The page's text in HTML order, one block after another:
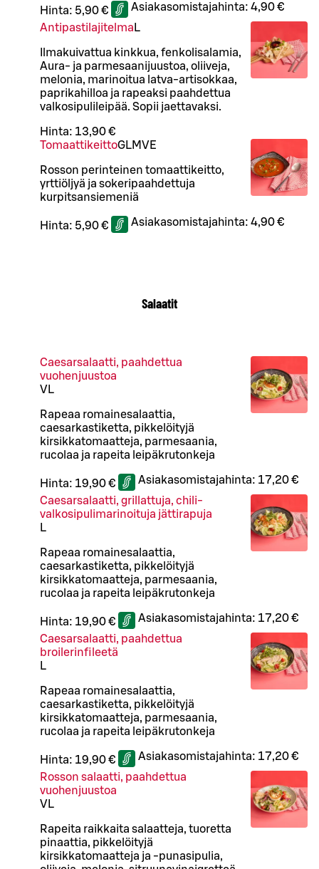
Hinta: 5,90 € Asiakasomistajahinta: 4,90 €
Antipastilajitelma L
Ilmakuivattua kinkkua, fenkolisalamia,
Aura- ja parmesaanijuustoa, oliiveja,
melonia, marinoitua latva-artisokkaa,
paprikahilloa ja rapeaksi paahdettua
valkosipulileipää. Sopii jaettavaksi.
Hinta: 13,90 €
TomaattikeittoGLMVE
Rosson perinteinen tomaattikeitto,
yrttiöljyä ja sokeripaahdettuja
kurpitsansiemeniä
Hinta: 5,90 € Asiakasomistajahinta: 4,90 €
Salaatit
Caesarsalaatti, paahdettua
vuohenjuustoa
VL
Rapeaa romainesalaattia,
caesarkastiketta, pikkelöityjä
kirsikkatomaatteja, parmesaania,
rucolaa ja rapeita leipäkrutonkeja
Hinta: 19,90 € Asiakasomistajahinta: 17,20 €
Caesarsalaatti, grillattuja, chili-
valkosipulimarinoituja jättirapuja
L
Rapeaa romainesalaattia,
caesarkastiketta, pikkelöityjä
kirsikkatomaatteja, parmesaania,
rucolaa ja rapeita leipäkrutonkeja
Hinta: 19,90 € Asiakasomistajahinta: 17,20 €
Caesarsalaatti, paahdettua
broilerinfileetä
L
Rapeaa romainesalaattia,
caesarkastiketta, pikkelöityjä
kirsikkatomaatteja, parmesaania,
rucolaa ja rapeita leipäkrutonkeja
Hinta: 19,90 € Asiakasomistajahinta: 17,20 €
Rosson salaatti, paahdettua
vuohenjuustoa
VL
Rapeita raikkaita salaatteja, tuoretta
pinaattia, pikkelöityjä
kirsikkatomaatteja ja -punasipulia,